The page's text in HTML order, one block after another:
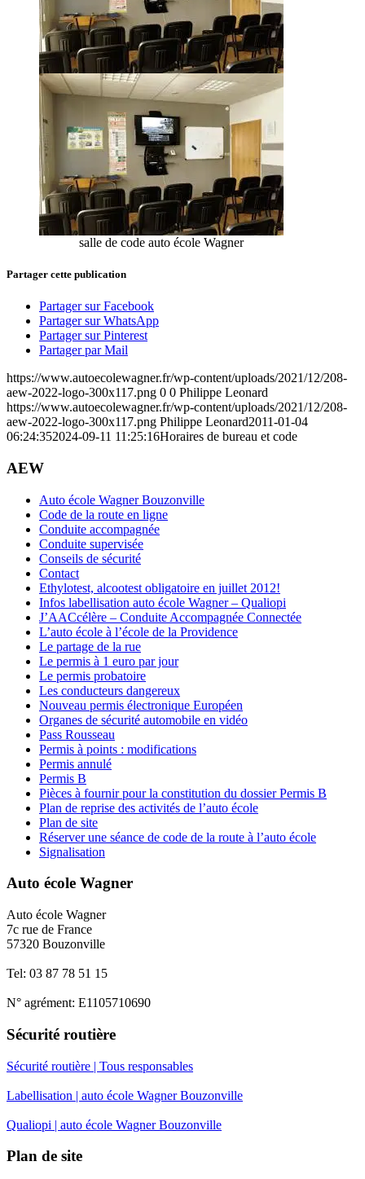
salle de code auto école Wagner
Partager cette publication
Partager sur Facebook
Partager sur WhatsApp
Partager sur Pinterest
Partager par Mail
https://www.autoecolewagner.fr/wp-content/uploads/2021/12/208-
aew-2022-logo-300x117.png 0 0 Philippe Leonard
https://www.autoecolewagner.fr/wp-content/uploads/2021/12/208-
aew-2022-logo-300x117.png Philippe Leonard2011-01-04
06:24:352024-09-11 11:25:16Horaires de bureau et code
AEW
Auto école Wagner Bouzonville
Code de la route en ligne
Conduite accompagnée
Conduite supervisée
Conseils de sécurité
Contact
Ethylotest, alcootest obligatoire en juillet 2012!
Infos labellisation auto école Wagner – Qualiopi
J’AACcélère – Conduite Accompagnée Connectée
L’auto école à l’école de la Providence
Le partage de la rue
Le permis à 1 euro par jour
Le permis probatoire
Les conducteurs dangereux
Nouveau permis électronique Européen
Organes de sécurité automobile en vidéo
Pass Rousseau
Permis à points : modifications
Permis annulé
Permis B
Pièces à fournir pour la constitution du dossier Permis B
Plan de reprise des activités de l’auto école
Plan de site
Réserver une séance de code de la route à l’auto école
Signalisation
Auto école Wagner
Auto école Wagner
7c rue de France
57320 Bouzonville
Tel: 03 87 78 51 15
N° agrément: E1105710690
Sécurité routière
Sécurité routière | Tous responsables
Labellisation | auto école Wagner Bouzonville
Qualiopi | auto école Wagner Bouzonville
Plan de site